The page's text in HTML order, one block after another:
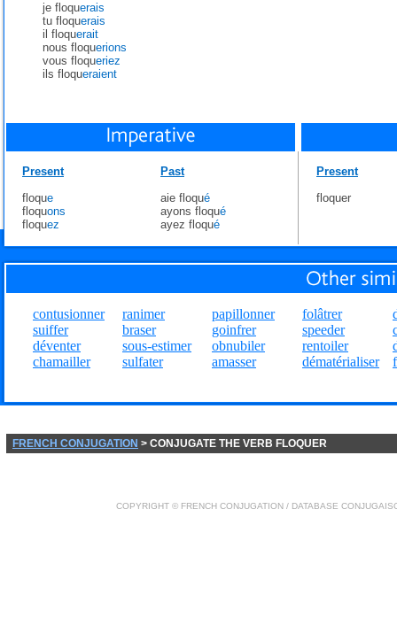
je floquerais
tu floquerais
il floquerait
nous floquerions
vous floqueriez
ils floqueraient
Present
floque
floquons
floquez
Past
aie floqué
ayons floqué
ayez floqué
Present
floquer
contusionner
suiffer
déventer
chamailler
ranimer
braser
sous-estimer
sulfater
papillonner
goinfrer
obnubiler
amasser
folâtrer
speeder
rentoiler
dématérialiser
FRENCH CONJUGATION > CONJUGATE THE VERB FLOQUER
COPYRIGHT © FRENCH CONJUGATION / DATABASE